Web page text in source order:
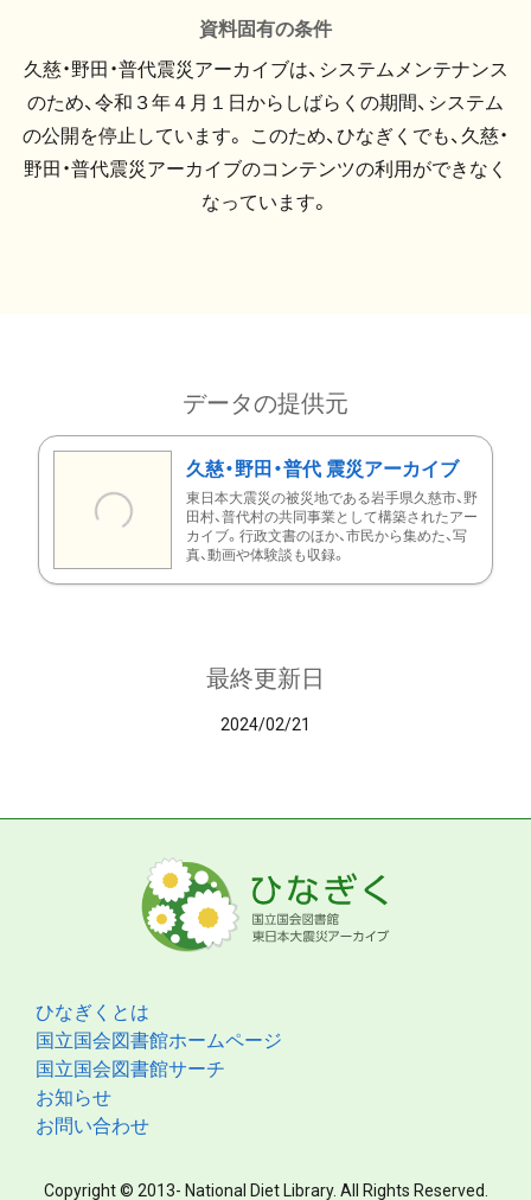
資料固有の条件
久慈・野田・普代震災アーカイブは、システムメンテナンス
のため、令和３年４月１日からしばらくの期間、システム
の公開を停止しています。 このため、ひなぎくでも、久慈・
野田・普代震災アーカイブのコンテンツの利用ができなく
なっています。
データの提供元
久慈・野田・普代 震災アーカイブ
東日本大震災の被災地である岩手県久慈市、野
田村、普代村の共同事業として構築されたアー
カイブ。行政文書のほか、市民から集めた、写
真、動画や体験談も収録。
最終更新日
2024/02/21
ひなぎくとは
国立国会図書館ホームページ
国立国会図書館サーチ
お知らせ
お問い合わせ
Copyright © 2013- National Diet Library. All Rights Reserved.